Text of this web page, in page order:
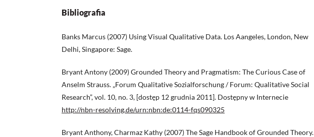
Bibliografia
Banks Marcus (2007) Using Visual Qualitative Data. Los Aangeles, London, New
Delhi, Singapore: Sage.
Bryant Antony (2009) Grounded Theory and Pragmatism: The Curious Case of
Anselm Strauss. „Forum Qualitative Sozialforschung / Forum: Qualitative Social
Research”, vol. 10, no. 3, [dostęp 12 grudnia 2011]. Dostępny w Internecie
http://nbn-resolving.de/urn:nbn:de:0114-fqs090325
Bryant Anthony, Charmaz Kathy (2007) The Sage Handbook of Grounded Theory.